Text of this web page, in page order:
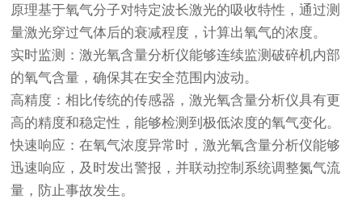
原理基于氧气分子对特定波长激光的吸收特性，通过测
量激光穿过气体后的衰减程度，计算出氧气的浓度。
实时监测：激光氧含量分析仪能够连续监测破碎机内部
的氧气含量，确保其在安全范围内波动。
高精度：相比传统的传感器，激光氧含量分析仪具有更
高的精度和稳定性，能够检测到极低浓度的氧气变化。
快速响应：在氧气浓度异常时，激光氧含量分析仪能够
迅速响应，及时发出警报，并联动控制系统调整氮气流
量，防止事故发生。